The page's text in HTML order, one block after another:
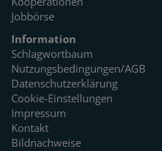
Jobbörse
Information
Schlagwortbaum
Nutzungsbedingungen/AGB
Datenschutzerklärung
Cookie-Einstellungen
Impressum
Kontakt
Bildnachweise